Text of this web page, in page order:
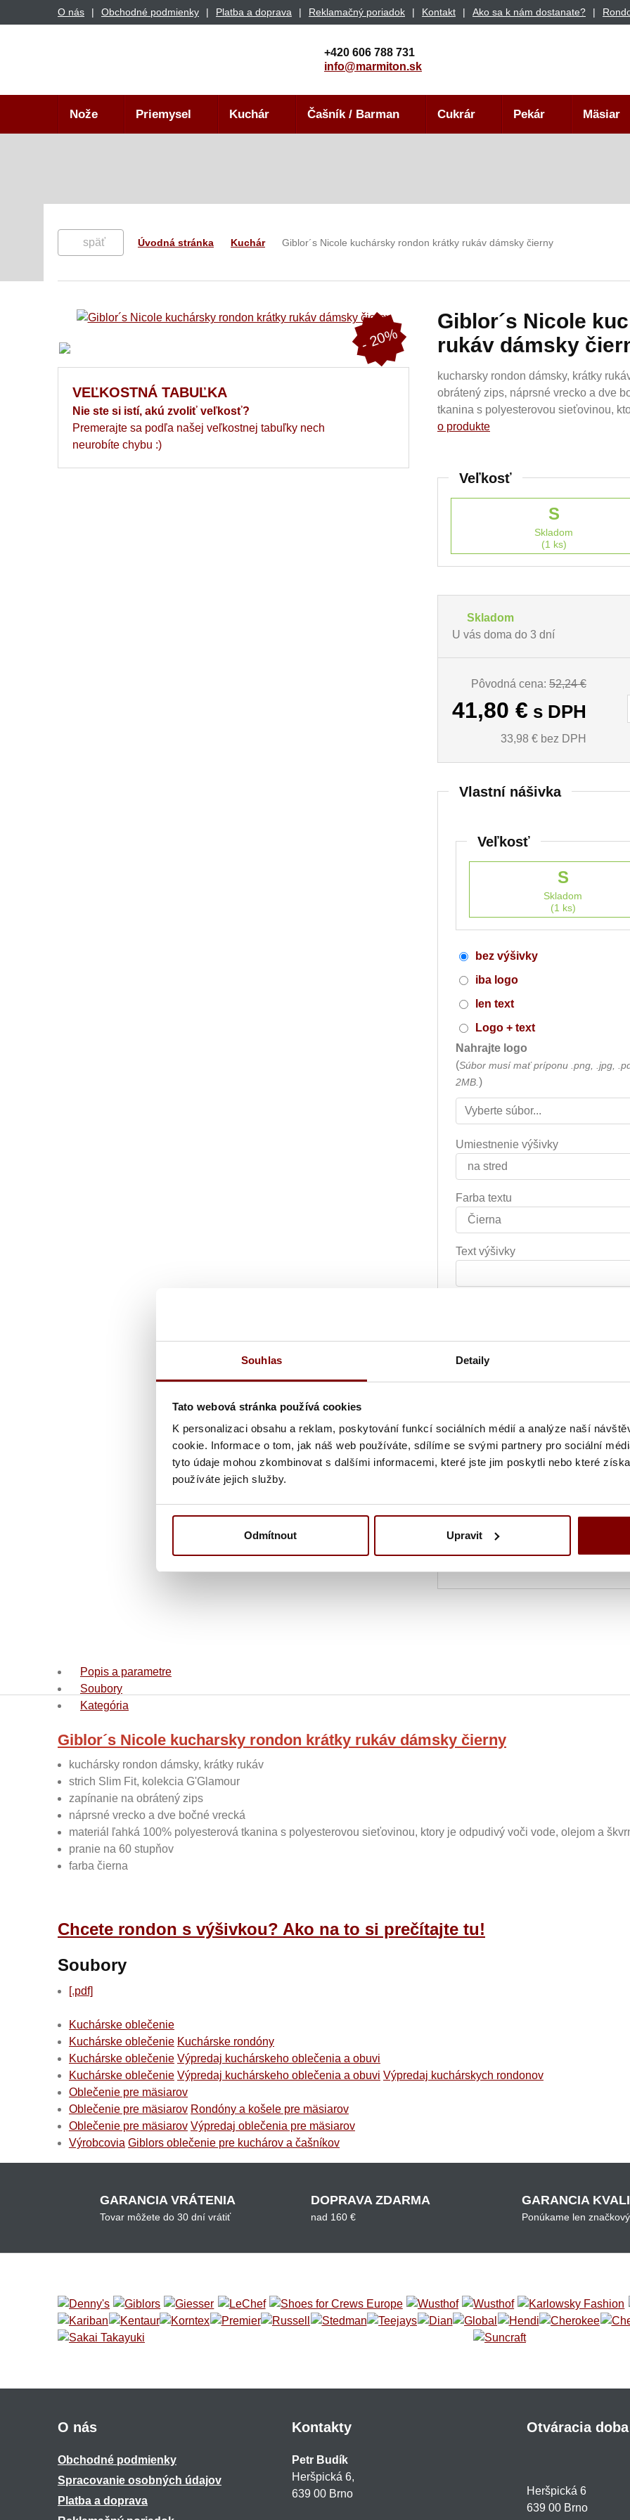
Souhlas Detaily
Tato webová stránka používá cookies
K personalizaci obsahu a reklam, poskytování funkcí sociálních médií a analýze naší
cookie. Informace o tom, jak náš web používáte, sdílíme se svými partnery pro sociální
tyto údaje mohou zkombinovat s dalšími informacemi, které jste jim poskytli nebo které
používáte jejich služby.
Odmítnout Upravit
O nás Obchodné podmienky Platba a doprava Reklamačný poriadok Kontakt Ako sa k nám dostanate?
+420 606 788 731
info@marmiton.sk
Nože Priemysel Kuchár Čašník / Barman Cukrár Pekár Mäsiar
späť Úvodná stránka Kuchár Giblor´s Nicole kuchársky rondon krátky rukáv dámsky čierny
Giblor´s Nicole
rukáv dámsky
kucharsky rondon dámsky, krátky
obrátený zips, náprsné vrecko a dve
tkanina s polyesterovou sieťovinou,
o produkte
Veľkosť
S
Skladom
(1 ks)
Skladom
U vás doma do 3 dní
Pôvodná cena: 52,24 €
41,80 € s DPH
33,98 € bez DPH
Vlastní nášivka
Veľkosť
S
Skladom
(1 ks)
bez výšivky
iba logo
len text
Logo + text
Nahrajte logo
(Súbor musí mať príponu .png, .jpg,
2MB. )
Umiestnenie výšivky
Farba textu
Text výšivky
Vyšití textu + 5.10€
Ukážka textu:
41,80€
UPOZORNENIE
- 20%
VEĽKOSTNÁ TABUĽKA
Nie ste si istí, akú zvoliť veľkosť?
Premerajte sa podľa našej veľkostnej tabuľky nech
neurobíte chybu :)
Popis a parametre
Soubory
Kategória
Giblor´s Nicole kucharsky rondon krátky rukáv dámsky čierny
kuchársky rondon dámsky, krátky rukáv
strich Slim Fit, kolekcia G'Glamour
zapínanie na obrátený zips
náprsné vrecko a dve bočné vrecká
materiál ľahká 100% polyesterová tkanina s polyesterovou sieťovinou, ktory je odpudivý voči vode, olejom a
pranie na 60 stupňov
farba čierna
Chcete rondon s výšivkou? Ako na to si prečítajte tu!
Soubory
[.pdf]
Kuchárske oblečenie
Kuchárske oblečenie Kuchárske rondóny
Kuchárske oblečenie Výpredaj kuchárskeho oblečenia a obuvi
Kuchárske oblečenie Výpredaj kuchárskeho oblečenia a obuvi Výpredaj kuchárskych rondonov
Oblečenie pre mäsiarov
Oblečenie pre mäsiarov Rondóny a košele pre mäsiarov
Oblečenie pre mäsiarov Výpredaj oblečenia pre mäsiarov
Výrobcovia Giblors oblečenie pre kuchárov a čašníkov
GARANCIA VRÁTENIA
Tovar môžete do 30 dní vrátiť
DOPRAVA ZDARMA
nad 160 €
GARANCIA
Ponúkame len
O nás
Obchodné podmienky
Spracovanie osobných údajov
Platba a doprava
Kontakty
Petr Budík
Heršpická 6,
639 00 Brno
Otváracia
Heršpická 6
639 00 Brno